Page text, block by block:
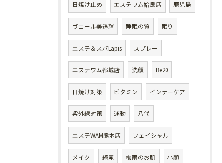
日焼け止め エステワム姶良店 鹿児島
ヴェール美透輝 睡眠の質 眠り
エステ＆スパLapis スプレー
エステワム都城店 洗顔 Be20
日焼け対策 ビタミン インナーケア
紫外線対策 運動 八代
エステWAM熊本店 フェイシャル
メイク 綺麗 梅雨のお肌 小顔